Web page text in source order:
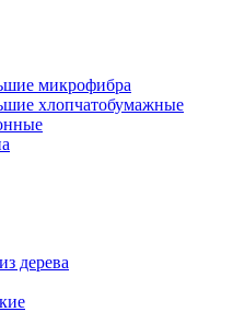
микрофибра
хлопчатобумажные
дерева